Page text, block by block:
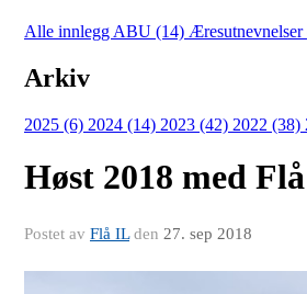
Alle innlegg ABU (14) Æresutnevnelser
Arkiv
2025 (6) 2024 (14) 2023 (42) 2022 (38)
Høst 2018 med
Postet av Flå ILden 27. sep 2018